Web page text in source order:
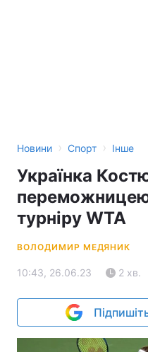
Новини › Спорт › Інше
Українка
турніру WTA
ВОЛОДИМИР МЕДЯНИК
10:43, 26.06.23 2 хв.